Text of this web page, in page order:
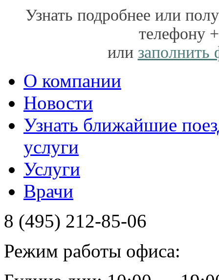
Узнать подробнее или
телефону
или заполнить
О компании
Новости
Узнать ближайшие
услуги
Услуги
Врачи
8 (495) 212-85-06
Режим работы офиса: